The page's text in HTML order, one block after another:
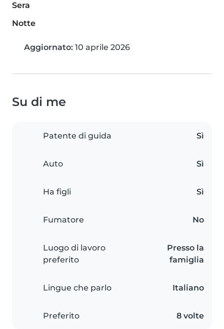
Sera
Notte
Aggiornato: 10 aprile 2026
Su di me
Patente di guida Sì
Auto Sì
Ha figli Sì
Fumatore No
Luogo di lavoro
preferito
Presso la
famiglia
Lingue che parlo Italiano
Preferito 8 volte